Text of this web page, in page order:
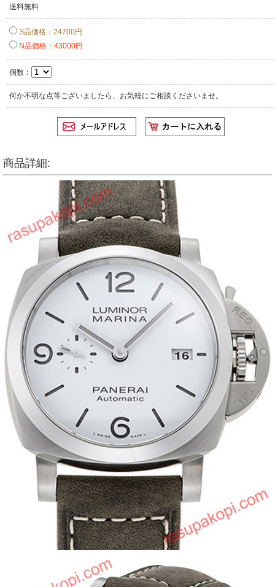
送料無料
S品価格：24700円
N品価格：43000円
個数：
何か不明な点等ございましたら、お気軽にご相談くださいませ。
商品詳細: